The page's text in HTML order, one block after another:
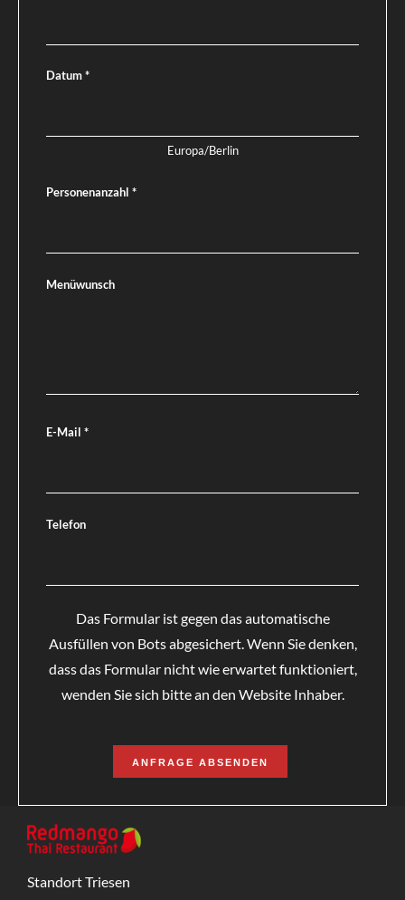
Datum*
Europa/Berlin
Personenanzahl *
Menüwunsch
E-Mail *
Telefon
Das Formular ist gegen das automatische
Ausfüllen von Bots abgesichert. Wenn Sie denken,
dass das Formular nicht wie erwartet funktioniert,
wenden Sie sich bitte an den Website Inhaber.
ANFRAGE ABSENDEN
Standort Triesen